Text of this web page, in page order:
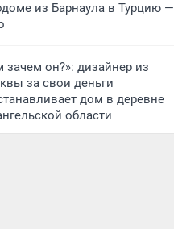
из Барнаула в Турцию —
зачем он?»: дизайнер из
за свои деньги
дом в деревне
области